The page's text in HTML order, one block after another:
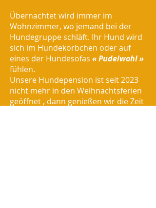
Übernachtet wird immer im
Wohnzimmer, wo jemand bei der
Hundegruppe schläft. Ihr Hund wird
sich im Hundekörbchen oder auf
eines der Hundesofas « Pudelwohl »
fühlen.
Unsere Hundepension ist seit 2023
nicht mehr in den Weihnachtsferien
geöffnet , dann genießen wir die Zeit